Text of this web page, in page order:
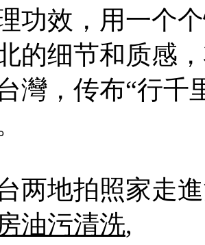
功效，用一个
的细节和质感
灣，传布“行千
两地拍照家走
油污清洗,